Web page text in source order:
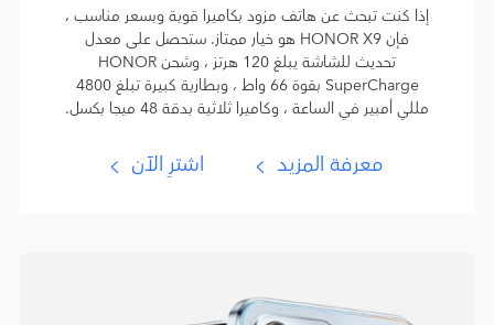
إذا كنت تبحث عن هاتف مزود بكاميرا قوية وبسعر مناسب ،
فإن HONOR X9 هو خيار ممتاز. ستحصل على معدل
تحديث للشاشة يبلغ 120 هرتز ، وشحن HONOR
SuperCharge بقوة 66 واط ، وبطارية كبيرة تبلغ 4800
مللي أمبير في الساعة ، وكاميرا ثلاثية بدقة 48 ميجا بكسل.
معرفة المزيد اشترِ الآن